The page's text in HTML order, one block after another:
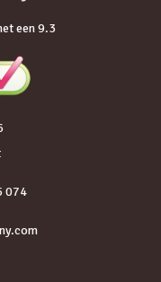
een 9.3
074